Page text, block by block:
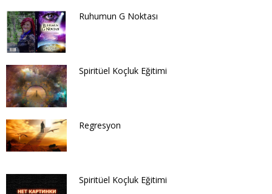
Ruhumun G Noktası
Spiritüel Koçluk Eğitimi
Regresyon
Spiritüel Koçluk Eğitimi